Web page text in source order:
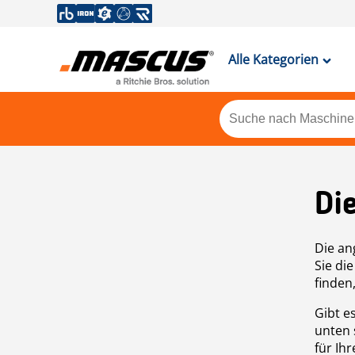
Alle Kategorien
Die
Sie
Gibt
unten
für